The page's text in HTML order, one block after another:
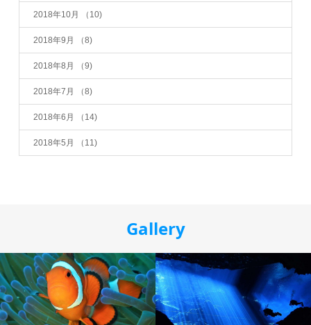
2018年10月 （10)
2018年9月 （8)
2018年8月 （9)
2018年7月 （8)
2018年6月 （14)
2018年5月 （11)
Gallery